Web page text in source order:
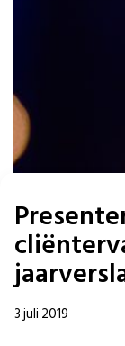
3 juli 2019